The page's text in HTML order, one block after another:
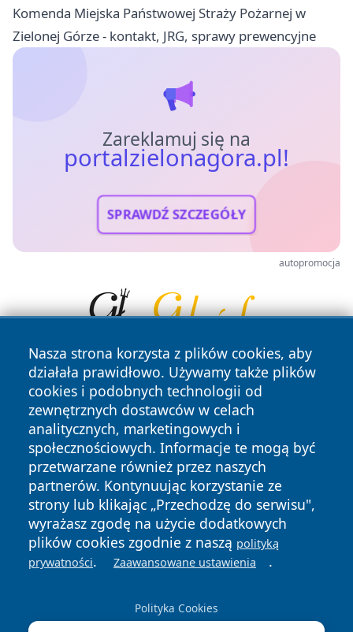
Komenda Miejska Państwowej Straży Pożarnej w
Zielonej Górze - kontakt, JRG, sprawy prewencyjne
Zareklamuj się na
portalzielonagora.pl!
SPRAWDŹ SZCZEGÓŁY
autopromocja
Nasza strona korzysta z plików cookies, aby
działała prawidłowo. Używamy także plików
cookies i podobnych technologii od
zewnętrznych dostawców w celach
analitycznych, marketingowych i
społecznościowych. Informacje te mogą być
przetwarzane również przez naszych
partnerów. Kontynuując korzystanie ze
strony lub klikając „Przechodzę do serwisu",
wyrażasz zgodę na użycie dodatkowych
plików cookies zgodnie z naszą polityką
prywatności. Zaawansowane ustawienia .
Polityka Cookies
Copyright © 2026 portalzielonagora.pl Wszystkie prawa
zastrzeżone.
News Autorzy
Polityka
Prywatności
Polityka
Cookies